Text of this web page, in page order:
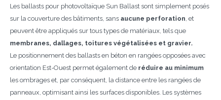
Les ballasts pour photovoltaïque Sun Ballast sont simplement posés
sur la couverture des bâtiments, sans aucune perforation, et
peuvent être appliqués sur tous types de matériaux, tels que
membranes, dallages, toitures végétalisées et gravier.
Le positionnement des ballasts en béton en rangées opposées avec
orientation Est-Ouest permet également de réduire au minimum
les ombrages et, par conséquent, la distance entre les rangées de
panneaux, optimisant ainsi les surfaces disponibles. Les systèmes